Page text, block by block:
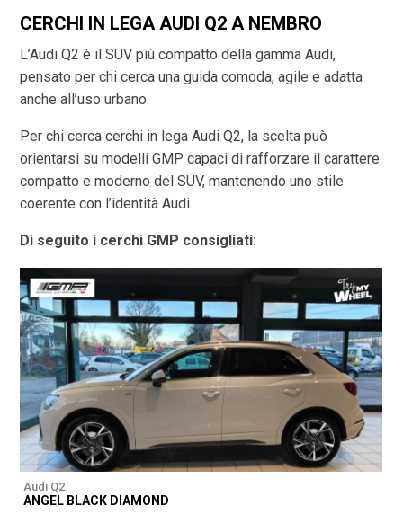
CERCHI IN LEGA AUDI Q2 A NEMBRO
L’Audi Q2 è il SUV più compatto della gamma Audi,
pensato per chi cerca una guida comoda, agile e adatta
anche all’uso urbano.
Per chi cerca cerchi in lega Audi Q2, la scelta può
orientarsi su modelli GMP capaci di rafforzare il carattere
compatto e moderno del SUV, mantenendo uno stile
coerente con l’identità Audi.
Di seguito i cerchi GMP consigliati:
Audi Q2
ANGEL BLACK DIAMOND